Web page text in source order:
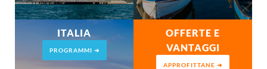
ITALIA
PROGRAMMI ➜
OFFERTE E
VANTAGGI
APPROFITTANE ➜